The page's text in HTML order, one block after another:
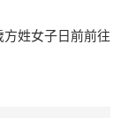
方姓女子日前前往